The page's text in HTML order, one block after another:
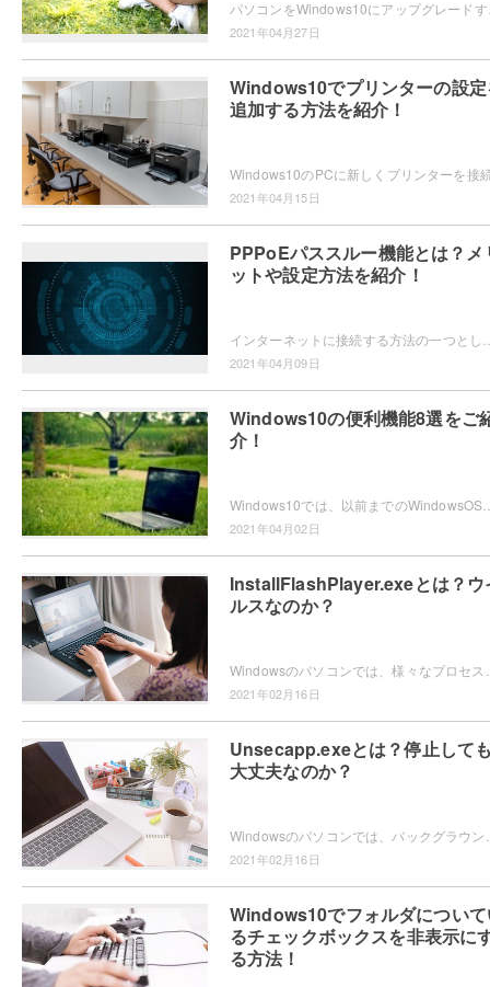
2021年04月27日
Windows10でプリンターの設
追加する方法を紹介！
2021年04月15日
PPPoEパススルー機能とは？メ
ットや設定方法を紹介！
2021年04月09日
Windows10の便利機能8選をご
介！
2021年04月02日
InstallFlashPlayer.exeとは？ウ
ルスなのか？
2021年02月16日
Unsecapp.exeとは？停止して
大丈夫なのか？
2021年02月16日
Windows10でフォルダについ
るチェックボックスを非表示に
る方法！